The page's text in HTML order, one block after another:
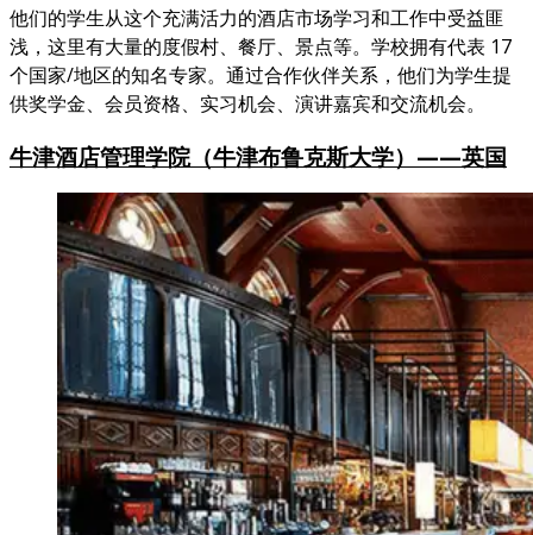
他们的学生从这个充满活力的酒店市场学习和工作中受益匪
浅，这里有大量的度假村、餐厅、景点等。学校拥有代表 17
个国家/地区的知名专家。通过合作伙伴关系，他们为学生提
供奖学金、会员资格、实习机会、演讲嘉宾和交流机会。
牛津酒店管理学院（牛津布鲁克斯大学）——英国